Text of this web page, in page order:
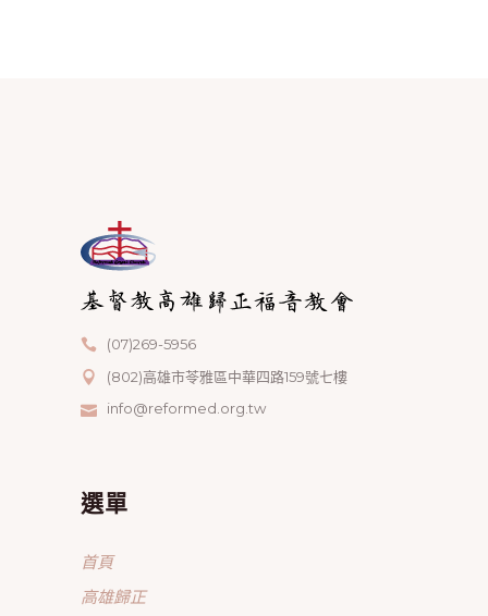
(07)269-5956
(802)高雄市苓雅區中華四路159號七樓
info@reformed.org.tw
選單
首頁
高雄歸正